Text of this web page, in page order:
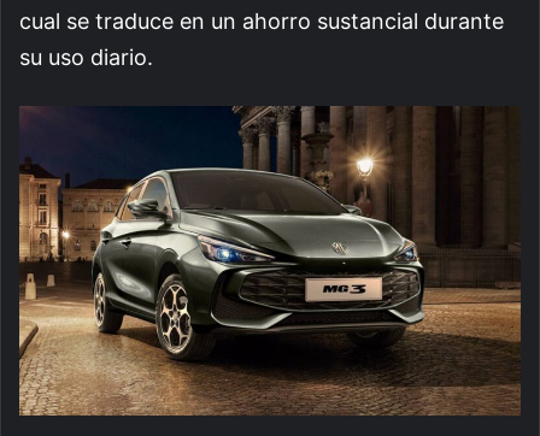
cual se traduce en un ahorro sustancial durante
su uso diario.